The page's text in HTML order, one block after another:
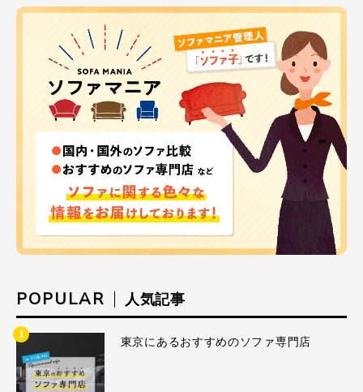
POPULAR 人気記事
1
東京にあるおすすめのソファ専門店